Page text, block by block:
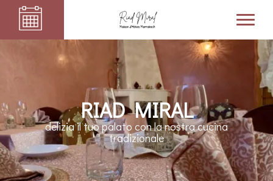
RIAD MIRAL
delizia il tuo palato con la nostra cucina
tradizionale